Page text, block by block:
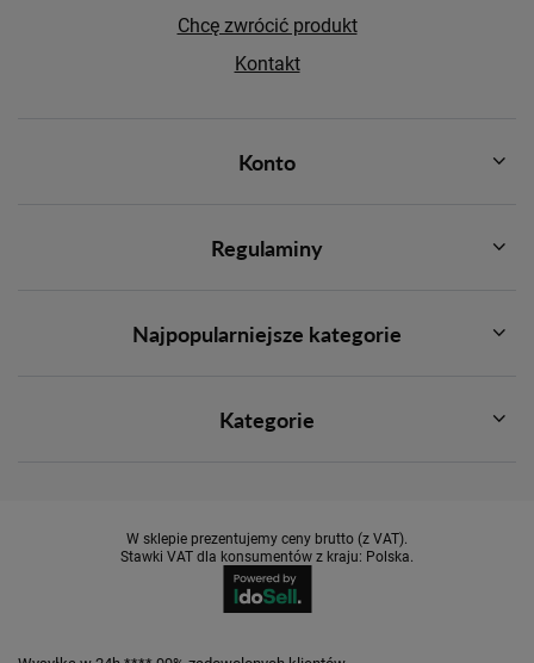
Chcę zwrócić produkt
Kontakt
Konto
Regulaminy
Najpopularniejsze kategorie
Kategorie
W sklepie prezentujemy ceny brutto (z VAT).
Stawki VAT dla konsumentów z kraju: Polska.